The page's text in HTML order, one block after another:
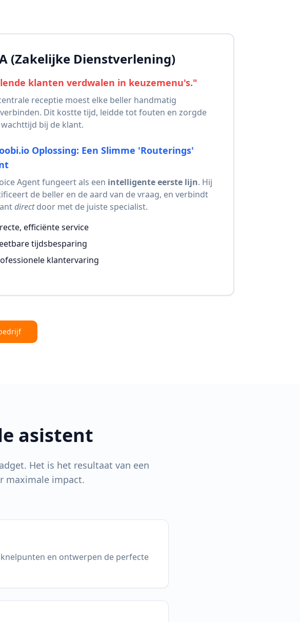
(Zakelijke Dienstverlening)
klanten verdwalen in keuzemenu's."
receptie moest elke beller handmatig
Dit kostte tijd, leidde tot fouten en zorgde
bij de klant.
Oplossing: Een Slimme 'Routerings'
Agent fungeert als een intelligente eerste lijn. Hij
de beller en de aard van de vraag, en verbindt
directdoor met de juiste specialist.
efficiënte service
tijdsbesparing
klantervaring
asistent
Het is het resultaat van een
maximale impact.
en ontwerpen de perfecte